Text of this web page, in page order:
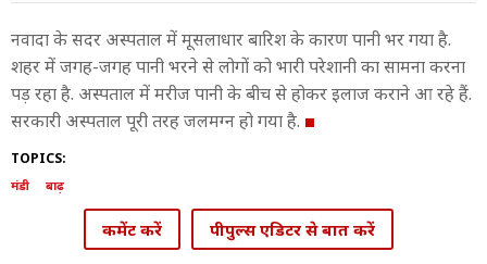
नवादा के सदर अस्पताल में मूसलाधार बारिश के कारण पानी भर गया है.
शहर में जगह-जगह पानी भरने से लोगों को भारी परेशानी का सामना करना
पड़ रहा है. अस्पताल में मरीज पानी के बीच से होकर इलाज कराने आ रहे हैं.
सरकारी अस्पताल पूरी तरह जलमग्न हो गया है.
TOPICS:
मंडी बाढ़
कमेंट करें पीपुल्स एडिटर से बात करें